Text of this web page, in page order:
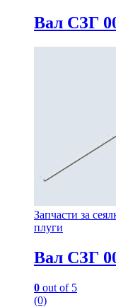
Вал СЗГ
Запчасти за
плуги
Вал СЗГ
0 out of 5
(0)